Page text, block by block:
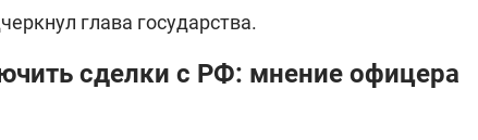
глава государства.
сделки с РФ: мнение офицера